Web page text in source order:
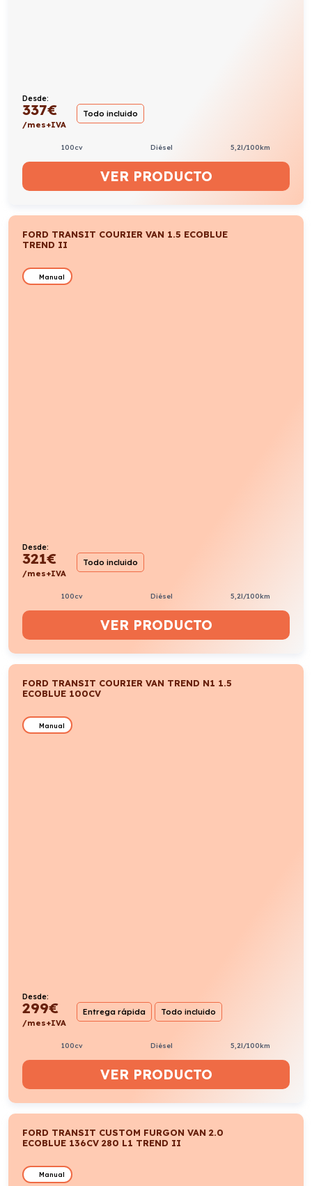
Desde:
337€
/mes+IVA
Todo incluido
100cv Diésel 5,2l/100km
VER PRODUCTO
FORD TRANSIT COURIER VAN 1.5 ECOBLUE
TREND II
Manual
Desde:
321€
/mes+IVA
Todo incluido
100cv Diésel 5,2l/100km
VER PRODUCTO
FORD TRANSIT COURIER VAN TREND N1 1.5
ECOBLUE 100CV
Manual
Desde:
299€
/mes+IVA
Entrega rápida Todo incluido
100cv Diésel 5,2l/100km
VER PRODUCTO
FORD TRANSIT CUSTOM FURGON VAN 2.0
ECOBLUE 136CV 280 L1 TREND II
Manual